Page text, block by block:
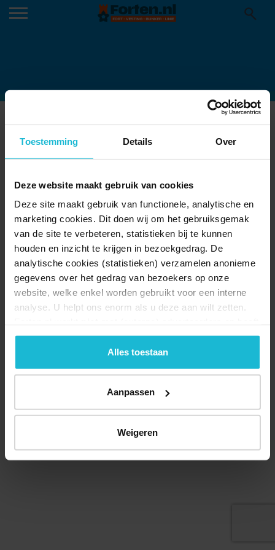
Toestemming Details Over
Deze website maakt gebruik van cookies
Deze site maakt gebruik van functionele, analytische en
marketing cookies. Dit doen wij om het gebruiksgemak
van de site te verbeteren, statistieken bij te kunnen
houden en inzicht te krijgen in bezoekgedrag. De
analytische cookies (statistieken) verzamelen anonieme
gegevens over het gedrag van bezoekers op onze
website, welke enkel worden gebruikt voor een interne
analyse. U helpt ons enorm als u deze aan wilt zetten.
geen commerciële doelstelling. U kunt deze cookies via
de knoppen accepteren, beheren of weigeren.
Alles toestaan
Aanpassen
Weigeren
Hans van den Bos
Doneer nu Disclaimer
Forten.nl wordt ondersteund door de